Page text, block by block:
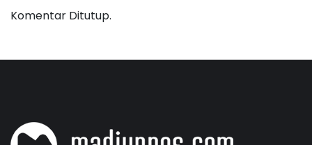
Komentar Ditutup.